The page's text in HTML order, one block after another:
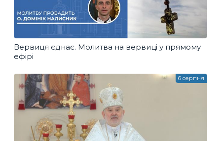
Вервиця єднає. Молитва на вервиці у прямому
ефірі
6 серпня